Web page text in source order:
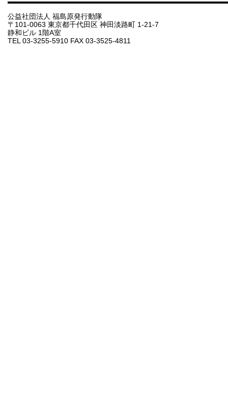
公益社団法人 福島原発行動隊
〒101-0063 東京都千代田区 神田淡路町 1-21-7
静和ビル 1階A室
TEL 03-3255-5910 FAX 03-3525-4811